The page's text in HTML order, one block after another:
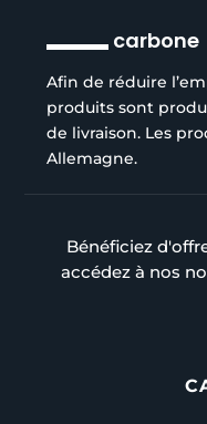
carbone
Afin de réduire
produits sont
de livraison. Les
Allemagne.
Bénéficiez
accédez à nos